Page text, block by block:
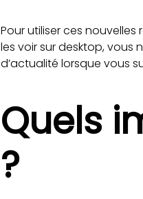
Pour utiliser ces
les voir sur desktop,
d’actualité lorsque vous
Quels
?